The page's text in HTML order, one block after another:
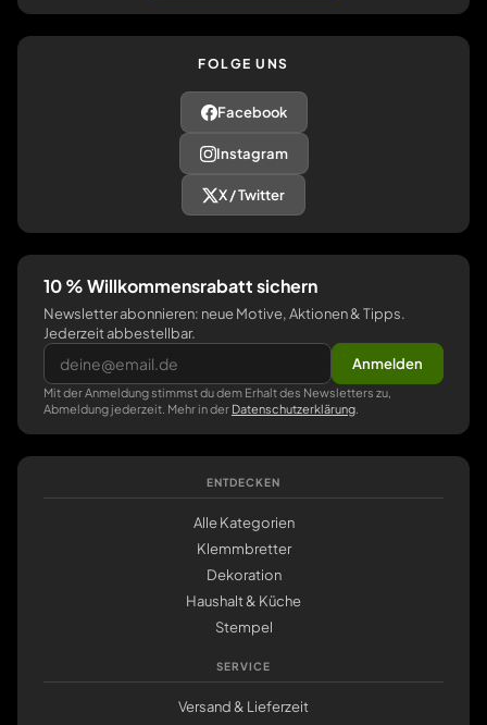
FOLGE UNS
Facebook
Instagram
X / Twitter
10 % Willkommensrabatt sichern
Newsletter abonnieren: neue Motive, Aktionen & Tipps.
Jederzeit abbestellbar.
Anmelden
Mit der Anmeldung stimmst du dem Erhalt des Newsletters zu,
Abmeldung jederzeit. Mehr in der Datenschutzerklärung
ENTDECKEN
Alle Kategorien
Klemmbretter
Dekoration
Haushalt & Küche
Stempel
SERVICE
Versand & Lieferzeit